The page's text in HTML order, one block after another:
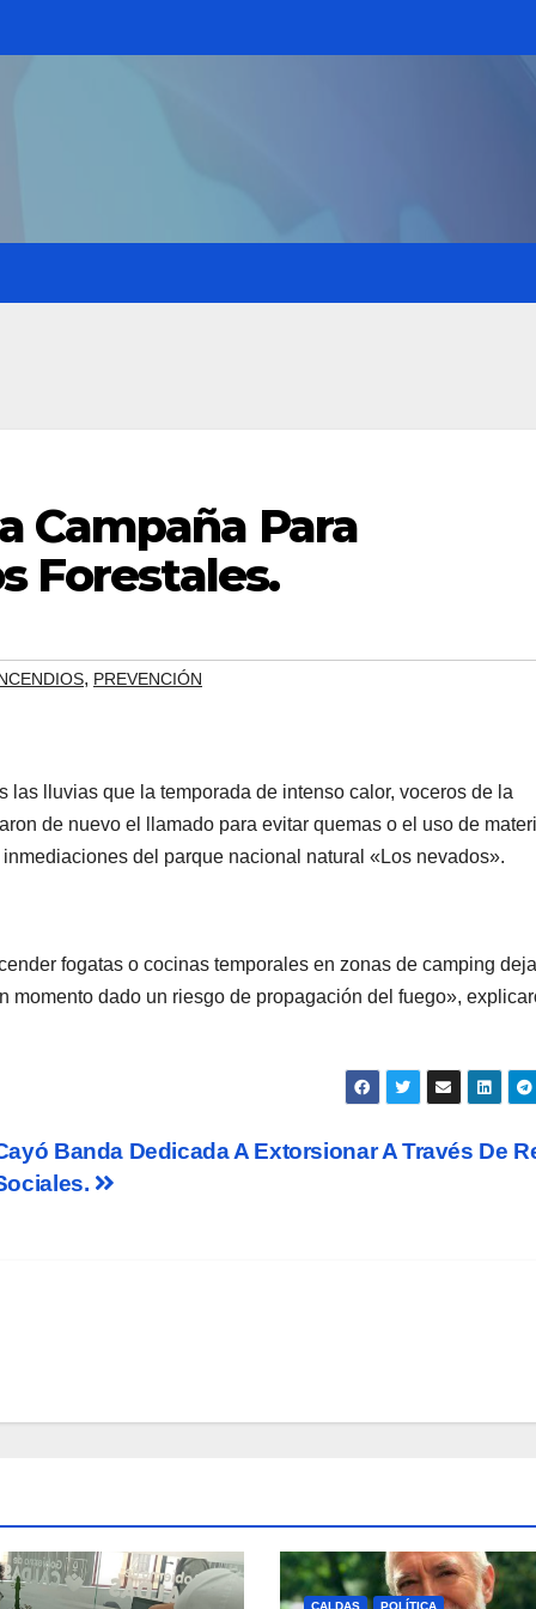
Campaña Para
Forestales.
, PREVENCIÓN
lluvias que la temporada de intenso calor, voceros de la
de nuevo el llamado para evitar quemas o el uso de
del parque nacional natural «Los nevados».
fogatas o cocinas temporales en zonas de camping
dado un riesgo de propagación del fuego»,
Banda Dedicada A Extorsionar A Través De
CALDAS POLÍTICA